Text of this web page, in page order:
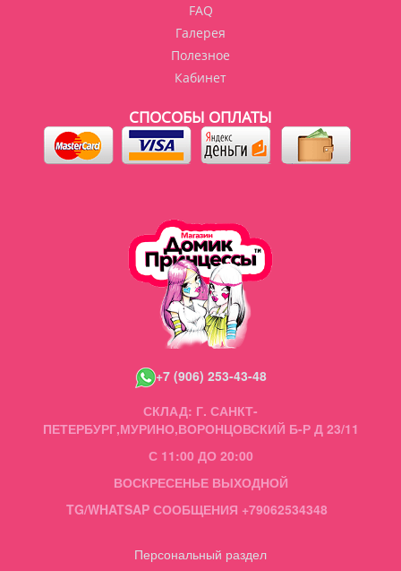
FAQ
Галерея
Полезное
Кабинет
СПОСОБЫ ОПЛАТЫ
+7 (906) 253-43-48
СКЛАД: Г. САНКТ-
ПЕТЕРБУРГ,МУРИНО,ВОРОНЦОВСКИЙ Б-Р Д 23/11
С 11:00 ДО 20:00
ВОСКРЕСЕНЬЕ ВЫХОДНОЙ
TG/WHATSAP СООБЩЕНИЯ +79062534348
Персональный раздел